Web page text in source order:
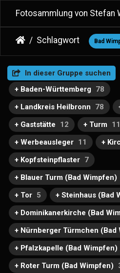
Fotosammlung von Stefan
Schlagwort Bad
In dieser Gruppe suchen
+ Baden-Württemberg
78
+ Landkreis Heilbronn
78
+ Gaststätte
12 + Turm
11
+ Werbeausleger 11 +
+ Kopfsteinpflaster 7
+ Blauer Turm (Bad Wimpfen)
+ Tor 5 + Steinhaus (Bad
+ Dominikanerkirche (Bad
+ Nürnberger Türmchen (Bad
+ Pfalzkapelle (Bad Wimpfen)
+ Roter Turm (Bad Wimpfen)